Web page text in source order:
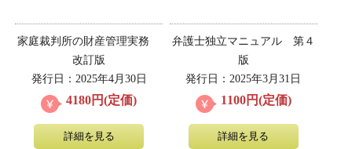
家庭裁判所の財産管理実務
改訂版
発行日：2025年4月30日
4180円(定価)
詳細を見る
弁護士独立マニュアル 第４
版
発行日：2025年3月31日
1100円(定価)
詳細を見る